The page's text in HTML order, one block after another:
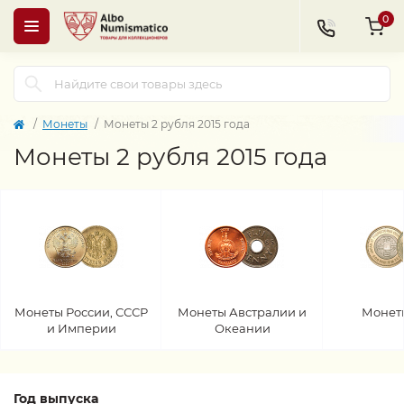
0
Монеты Монеты 2 рубля 2015 года
Монеты 2 рубля 2015 года
Монеты России, СССР
и Империи
Монеты Австралии и
Океании
Год выпуска